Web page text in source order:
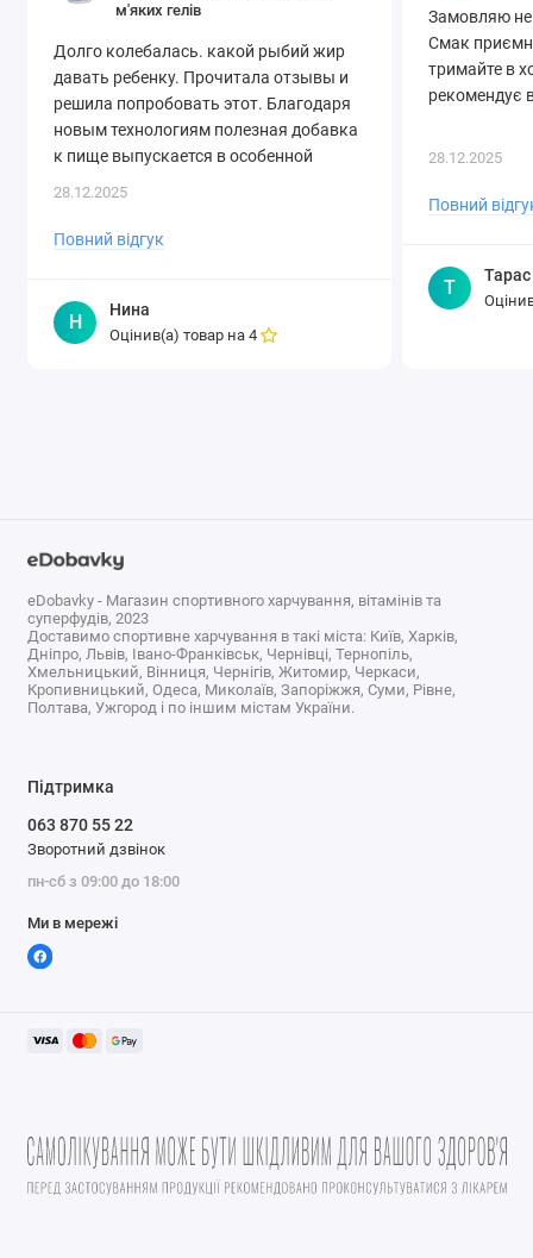
м'яких гелів
Долго колебалась. какой рыбий жир
давать ребенку. Прочитала отзывы и
решила попробовать этот. Благодаря
новым технологиям полезная добавка
к пище выпускается в особенной
организма и уберегающих от
употребления. И если вы начнете
давать детям средство в капсулах с
28.12.2025
Повний відгук
Н
Нина
Оцінив(а) товар на 4
Замовляю
Смак
тримайте в
рекомендує
28.12.2025
Повний
Т
Тарас
eDobavky - Магазин спортивного харчування, вітамінів та
суперфудів, 2023
Доставимо спортивне харчування в такі міста: Київ, Харків,
Дніпро, Львів, Івано-Франківськ, Чернівці, Тернопіль,
Хмельницький, Вінниця, Чернігів, Житомир, Черкаси,
Кропивницький, Одеса, Миколаїв, Запоріжжя, Суми, Рівне,
Полтава, Ужгород і по іншим містам України.
Підтримка
063 870 55 22
Зворотний дзвінок
пн-сб з 09:00 до 18:00
Ми в мережі